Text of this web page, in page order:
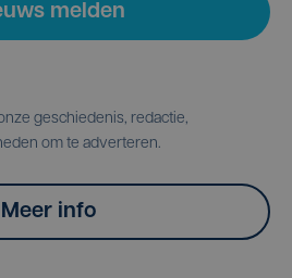
melden
geschiedenis, redactie,
om te adverteren.
Meer info